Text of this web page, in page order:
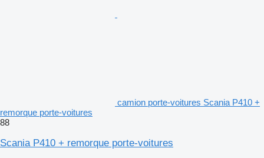
camion porte-voitures Scania P410 +
remorque porte-voitures
88
Scania P410 + remorque porte-voitures